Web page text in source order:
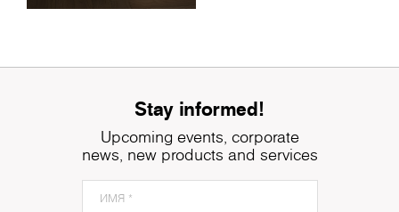
Stay informed!
Upcoming events, corporate
news, new products and services